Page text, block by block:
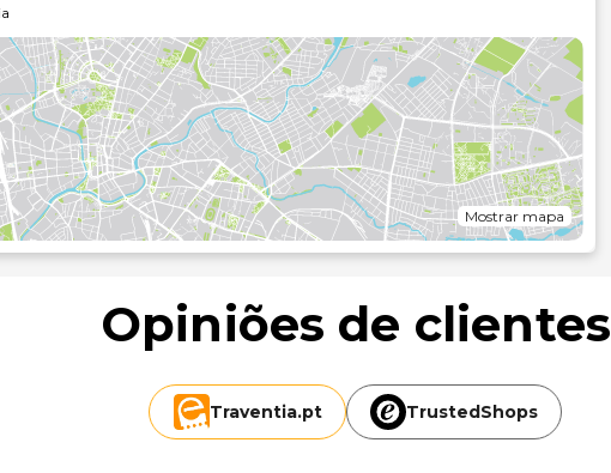
mediante uma sobretaxa..As principais comodidades incluem
horas e armazenamento de bagagem. Planeia um evento em
de 30 metros quadrados para eventos, onde se incluem uma zona
de/para o aeroporto e existe, também, estacionamento grátis no
e ao quilómetro mais próximo.
- 0,5 km/0,3 mi
- 0,5 km/0,3 mi
- 0,5 km/0,3 mi
- 0,5 km/0,3 mi
Tomsk - 0,6 km/0,4 mi
Tomsk - 0,7 km/0,4 mi
Mostrar mapa
Opiniões de clientes
Traventia.pt TrustedShops